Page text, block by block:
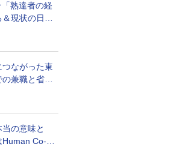
熟達者の経
現状の日本
ながった東
兼職と省庁
当の意味と
Co-